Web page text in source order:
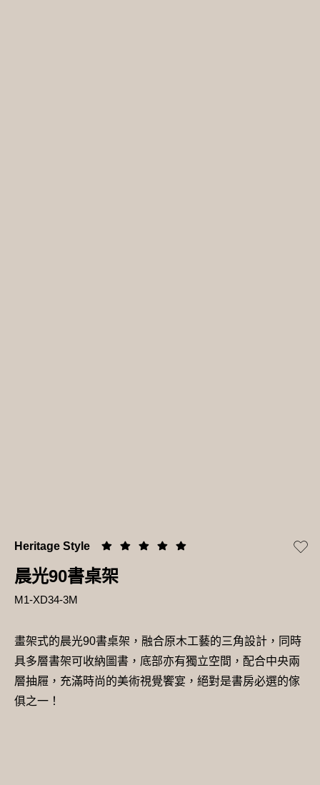
Heritage Style
晨光90書桌架
M1-XD34-3M
畫架式的晨光90書桌架，融合原木工藝的三角設計，同時
具多層書架可收納圖書，底部亦有獨立空間，配合中央兩
層抽屜，充滿時尚的美術視覺饗宴，絕對是書房必選的傢
俱之一！